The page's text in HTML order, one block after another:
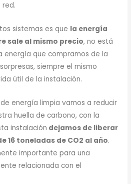
sistemas es que la energía
sale al mismo precio, no está
energía que compramos de la
siempre el mismo
útil de la instalación.
energía limpia vamos a reducir
huella de carbono, con la
instalación dejamos de liberar
16 toneladas de CO2 al año.
importante para una
relacionada con el